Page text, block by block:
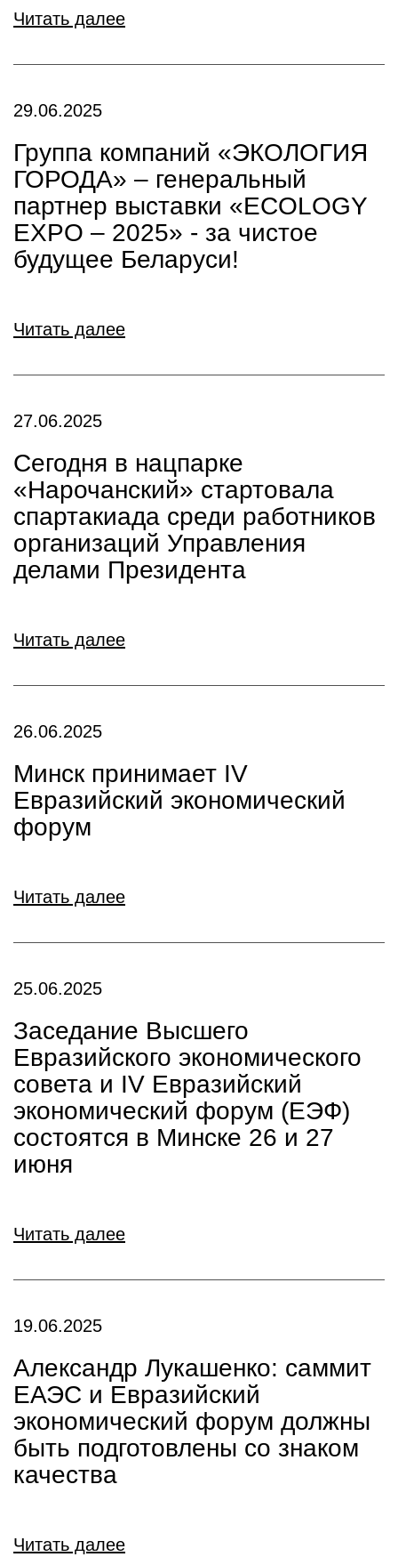
Читать далее
29.06.2025
Группа компаний «ЭКОЛОГИЯ
ГОРОДА» – генеральный
партнер выставки «ECOLOGY
EXPO – 2025» - за чистое
будущее Беларуси!
Читать далее
27.06.2025
Сегодня в нацпарке
«Нарочанский» стартовала
спартакиада среди работников
организаций Управления
делами Президента
Читать далее
26.06.2025
Минск принимает IV
Евразийский экономический
форум
Читать далее
25.06.2025
Заседание Высшего
Евразийского экономического
совета и IV Евразийский
экономический форум (ЕЭФ)
состоятся в Минске 26 и 27
июня
Читать далее
19.06.2025
Александр Лукашенко: саммит
ЕАЭС и Евразийский
экономический форум должны
быть подготовлены со знаком
качества
Читать далее